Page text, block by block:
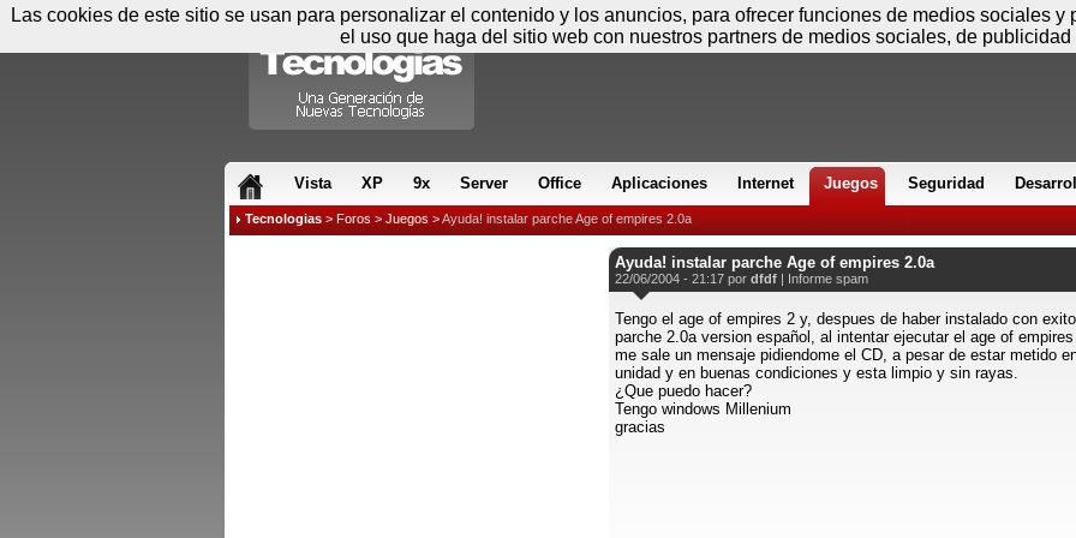
Vista XP 9x Server Office Aplicaciones Internet Juegos Seguridad
Tecnologias > Foros > Juegos >Ayuda! instalar parche Age of empires 2.0a
Ayuda! instalar parche Age of empires 2.0a
22/06/2004 - 21:17 por dfdf | Informe spam
Tengo el age of empires 2 y, despues de haber instalado con exito
parche 2.0a version español, al intentar ejecutar el age of empires
me sale un mensaje pidiendome el CD, a pesar de estar metido
unidad y en buenas condiciones y esta limpio y sin rayas.
¿Que puedo hacer?
Tengo windows Millenium
gracias
Las cookies de este sitio se usan para personalizar el contenido y los anuncios, para ofrecer funciones de medios sociales
el uso que haga del sitio web con nuestros partners de medios sociales, de